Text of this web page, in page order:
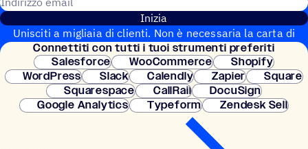
Inizia
Unisciti a migliaia di clienti. Non è necessaria la carta di
credito. Configurazione istantanea.
Connet­titi con tutti i tuoi strumenti preferiti
Salesforce
WooCommerce
Shopify
WordPress
Slack Calendly Zapier
Square
Squarespace
CallRail
DocuSign
Google Analytics
Typeform Zendesk Sell